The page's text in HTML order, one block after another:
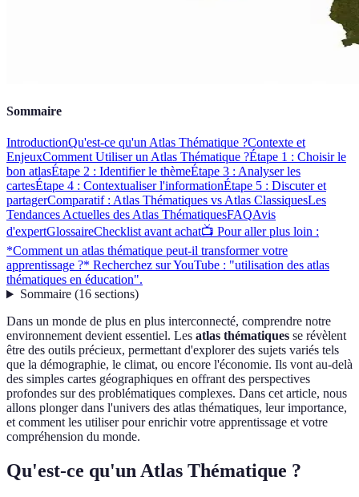
Sommaire
IntroductionQu'est-ce qu'un Atlas Thématique ?Contexte et
EnjeuxComment Utiliser un Atlas Thématique ?Étape 1 : Choisir le
bon atlasÉtape 2 : Identifier le thèmeÉtape 3 : Analyser les
cartesÉtape 4 : Contextualiser l'informationÉtape 5 : Discuter et
partagerComparatif : Atlas Thématiques vs Atlas ClassiquesLes
Tendances Actuelles des Atlas ThématiquesFAQAvis
d'expertGlossaireChecklist avant achat📺 Pour aller plus loin :
*Comment un atlas thématique peut-il transformer votre
apprentissage ?* Recherchez sur YouTube : "utilisation des atlas
thématiques en éducation".
Sommaire(16 sections)
Dans un monde de plus en plus interconnecté, comprendre notre
environnement devient essentiel. Les atlas thématiques se révèlent
être des outils précieux, permettant d'explorer des sujets variés tels
que la démographie, le climat, ou encore l'économie. Ils vont au-delà
des simples cartes géographiques en offrant des perspectives
profondes sur des problématiques complexes. Dans cet article, nous
allons plonger dans l'univers des atlas thématiques, leur importance,
et comment les utiliser pour enrichir votre apprentissage et votre
compréhension du monde.
Qu'est-ce qu'un Atlas Thématique ?